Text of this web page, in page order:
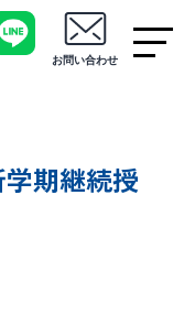
お問い合わせ
学期継続授